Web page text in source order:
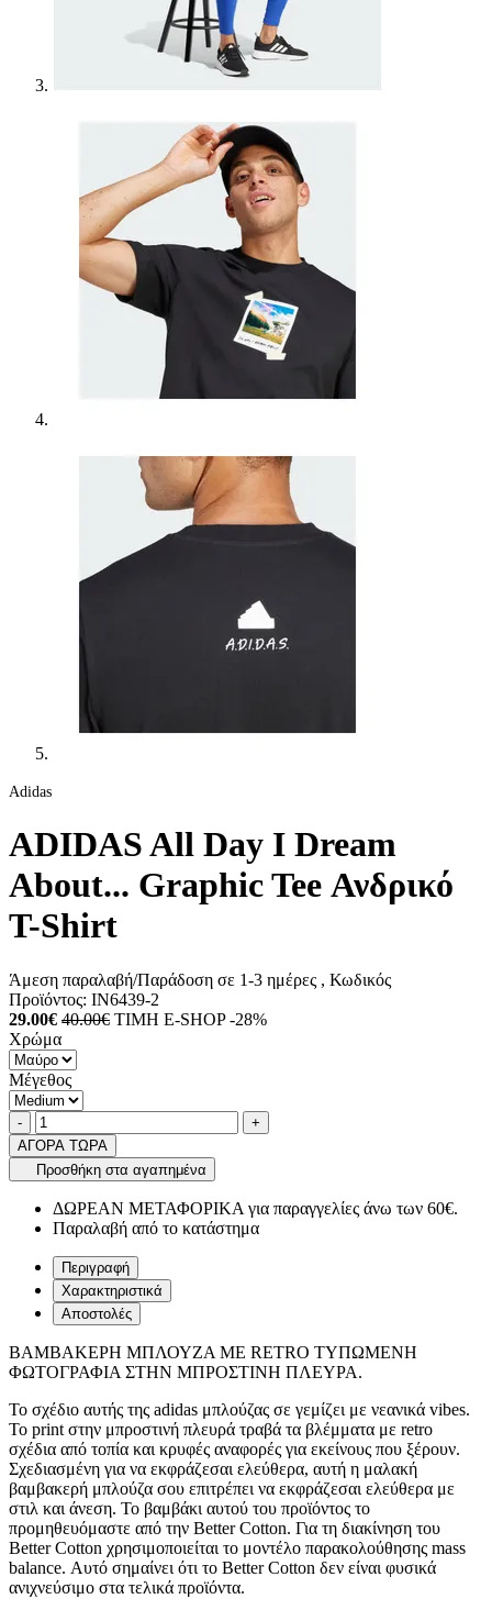
Adidas
ADIDAS All Day I Dream
About... Graphic Tee Ανδρικό
T-Shirt
Άμεση παραλαβή/Παράδοση σε 1-3 ημέρες , Κωδικός
Προϊόντος: IN6439-2
29.00€ 40.00€ ΤΙΜΗ E-SHOP -28%
Χρώμα
Μέγεθος
Ποσότητα
-product.increase.quantity +
ΑΓΟΡΑ ΤΩΡΑ
Προσθήκη στα αγαπημένα
ΔΩΡΕΑΝ ΜΕΤΑΦΟΡΙΚΑ για παραγγελίες άνω των 60€.
Παραλαβή από το κατάστημα
Περιγραφή
Χαρακτηριστικά
Αποστολές
ΒΑΜΒΑΚΕΡΗ ΜΠΛΟΥΖΑ ΜΕ RETRO ΤΥΠΩΜΕΝΗ
ΦΩΤΟΓΡΑΦΙΑ ΣΤΗΝ ΜΠΡΟΣΤΙΝΗ ΠΛΕΥΡΑ.
Το σχέδιο αυτής της adidas μπλούζας σε γεμίζει με νεανικά vibes.
Το print στην μπροστινή πλευρά τραβά τα βλέμματα με retro
σχέδια από τοπία και κρυφές αναφορές για εκείνους που ξέρουν.
Σχεδιασμένη για να εκφράζεσαι ελεύθερα, αυτή η μαλακή
βαμβακερή μπλούζα σου επιτρέπει να εκφράζεσαι ελεύθερα με
στιλ και άνεση. Το βαμβάκι αυτού του προϊόντος το
προμηθευόμαστε από την Better Cotton. Για τη διακίνηση του
Better Cotton χρησιμοποιείται το μοντέλο παρακολούθησης mass
balance. Αυτό σημαίνει ότι το Better Cotton δεν είναι φυσικά
ανιχνεύσιμο στα τελικά προϊόντα.